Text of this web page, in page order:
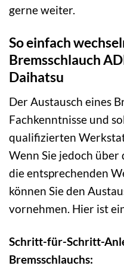
gerne weiter.
So einfach
Bremsschlauch
Daihatsu
Der Austausch eines
Fachkenntnisse und
qualifizierten
Wenn Sie jedoch
die entsprechenden
können Sie den
vornehmen. Hier ist
Schritt-für-Schritt-
Bremsschlauchs: